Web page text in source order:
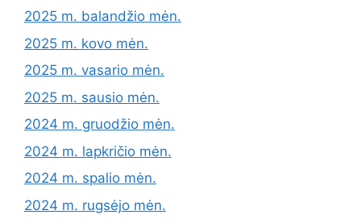
2025 m. balandžio mėn.
2025 m. kovo mėn.
2025 m. vasario mėn.
2025 m. sausio mėn.
2024 m. gruodžio mėn.
2024 m. lapkričio mėn.
2024 m. spalio mėn.
2024 m. rugsėjo mėn.